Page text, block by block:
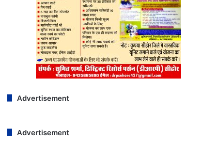
Advertisement
Advertisement